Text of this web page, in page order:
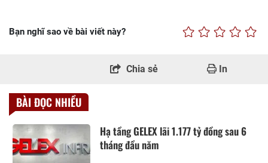
Bạn nghĩ sao về bài viết này?
Chia sẻ In
BÀI ĐỌC NHIỀU
Hạ tầng GELEX lãi 1.177 tỷ đồng sau 6
tháng đầu năm